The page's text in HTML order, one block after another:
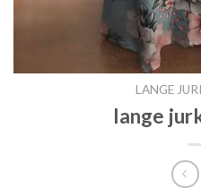
LANGE
lange